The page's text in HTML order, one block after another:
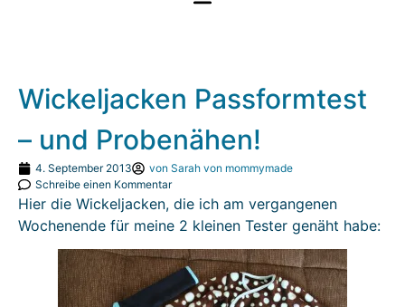
Wickeljacken Passformtest
– und Probenähen!
4. September 2013 von Sarah von mommymade
Schreibe einen Kommentar
Hier die Wickeljacken, die ich am vergangenen
Wochenende für meine 2 kleinen Tester genäht habe: